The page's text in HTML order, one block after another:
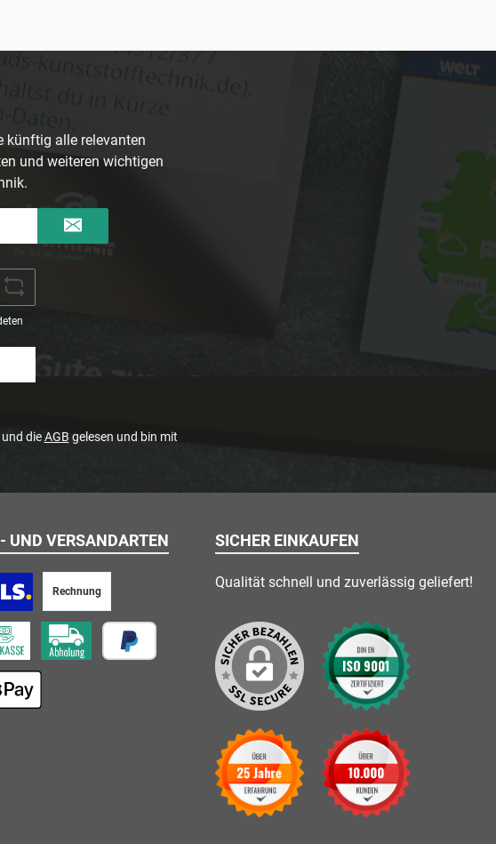
künftig alle relevanten
und weiteren wichtigen
dieAGB gelesen und bin mit
UND VERSANDARTEN
Rechnung
Abholung vor Ort
SICHER EINKAUFEN
Qualität schnell und zuverlässig geliefert!